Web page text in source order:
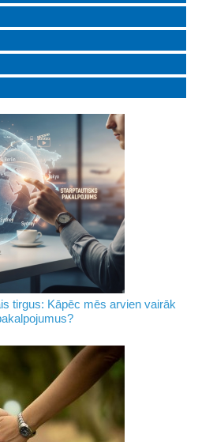
tirgus: Kāpēc mēs arvien vairāk